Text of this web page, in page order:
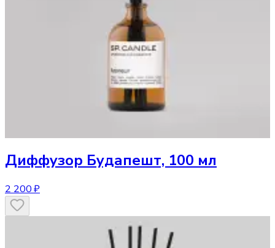
Диффузор Будапешт, 100 мл
2 200 ₽